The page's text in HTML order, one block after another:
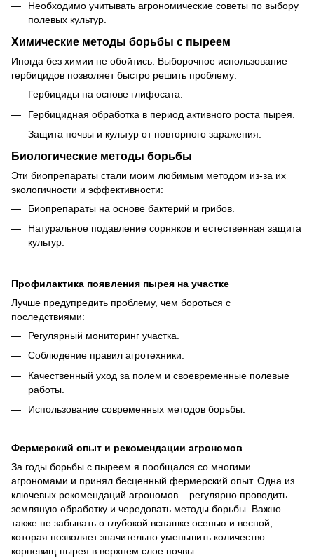
Необходимо учитывать агрономические советы по выбору
полевых культур.
Химические методы борьбы с пыреем
Иногда без химии не обойтись. Выборочное использование
гербицидов позволяет быстро решить проблему:
Гербициды на основе глифосата.
Гербицидная обработка в период активного роста пырея.
Защита почвы и культур от повторного заражения.
Биологические методы борьбы
Эти биопрепараты стали моим любимым методом из-за их
экологичности и эффективности:
Биопрепараты на основе бактерий и грибов.
Натуральное подавление сорняков и естественная защита
культур.
Профилактика появления пырея на участке
Лучше предупредить проблему, чем бороться с
последствиями:
Регулярный мониторинг участка.
Соблюдение правил агротехники.
Качественный уход за полем и своевременные полевые
работы.
Использование современных методов борьбы.
Фермерский опыт и рекомендации агрономов
За годы борьбы с пыреем я пообщался со многими
агрономами и принял бесценный фермерский опыт. Одна из
ключевых рекомендаций агрономов – регулярно проводить
земляную обработку и чередовать методы борьбы. Важно
также не забывать о глубокой вспашке осенью и весной,
которая позволяет значительно уменьшить количество
корневищ пырея в верхнем слое почвы.